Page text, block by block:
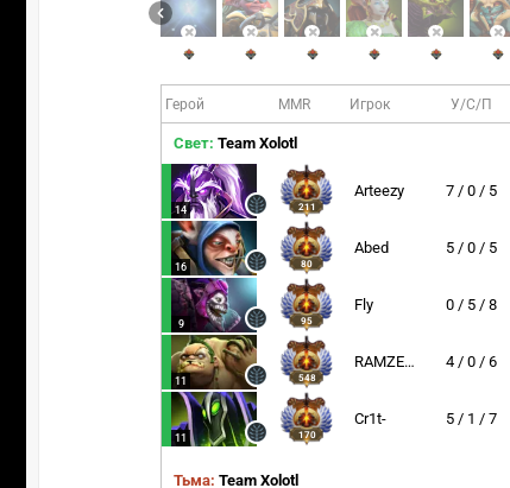
Герой MMR Игрок У/С/П
Свет: Team Xolotl
14 211
Arteezy 7 / 0 / 5
16 80
Abed 5 / 0 / 5
9 95
Fly 0 / 5 / 8
11 548
RAMZES666 4 / 0 / 6
11 170
Cr1t- 5 / 1 / 7
Тьма: Team Xolotl